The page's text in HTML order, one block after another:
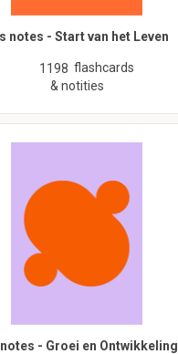
notes - Start van het Leven
1198 flashcards
& notities
- Groei en Ontwikkeling